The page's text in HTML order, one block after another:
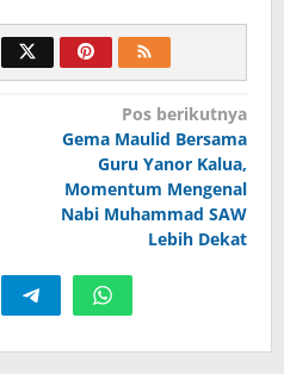
Pos berikutnya
Gema Maulid Bersama
Guru Yanor Kalua,
Momentum Mengenal
Nabi Muhammad SAW
Lebih Dekat